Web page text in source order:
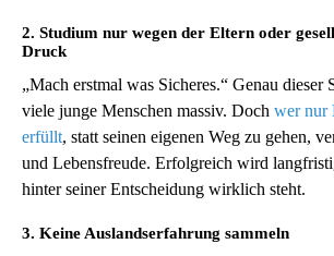
2. Studium nur wegen der Eltern oder
Druck
„Mach erstmal was Sicheres.“ Genau dieser
viele junge Menschen massiv. Doch wer nur
erfüllt, statt seinen eigenen Weg zu gehen,
und Lebensfreude. Erfolgreich wird
hinter seiner Entscheidung wirklich steht.
3. Keine Auslandserfahrung sammeln